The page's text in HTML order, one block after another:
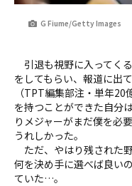
G Fiume/Getty Images
引退も視野に入ってく
をしてもらい、報道に出
（TPT編集部注・単年
を持つことができた自分
りメジャーがまだ僕を必
うれしかった。
ただ、やはり残された
何を決め手に選べば良い
ていた…。